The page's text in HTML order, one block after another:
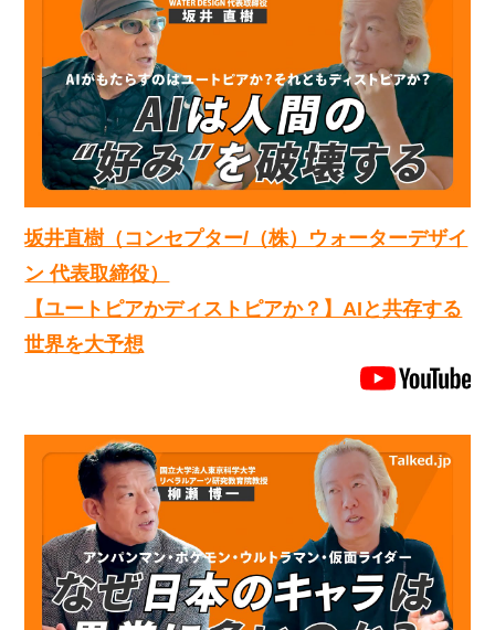
坂井直樹（コンセプター/（株）ウォーターデザイ
ン 代表取締役）
【ユートピアかディストピアか？】AIと共存する
世界を大予想